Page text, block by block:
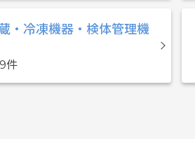
・冷凍機器・検体管理機